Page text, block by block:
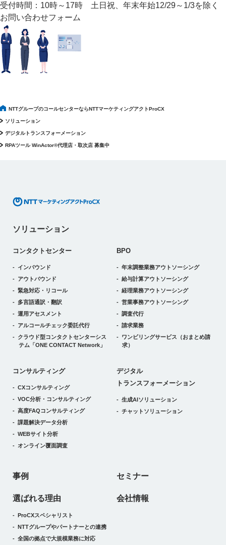
受付時間：10時～17時 土日祝、年末年始12/29～1/3を除く
お問い合わせフォーム
NTTグループのコールセンターならNTTマーケティングアクトProCX
ソリューション
デジタルトランスフォーメーション
RPAツール WinActor®代理店・取次店 募集中
ソリューション
コンタクトセンター
インバウンド
アウトバウンド
緊急対応・リコール
多言語通訳・翻訳
運用アセスメント
アルコールチェック委託代行
クラウド型コンタクトセンターシス
テム 「ONE CONTACT Network」
BPO
年末調整業務アウトソーシング
給与計算アウトソーシング
経理業務アウトソーシング
営業事務アウトソーシング
調査代行
請求業務
ワンビリングサービス （おまとめ請
求）
コンサルティング
CXコンサルティング
VOC分析・コンサルティング
高度FAQコンサルティング
課題解決データ分析
WEBサイト分析
オンライン覆面調査
デジタルトランスフォーメーション
デジタル
トランスフォーメーション
生成AIソリューション
チャットソリューション
事例 セミナー
選ばれる理由
ProCXスペシャリスト
NTTグループやパートナーとの連携
全国の拠点で大規模業務に対応
会社情報